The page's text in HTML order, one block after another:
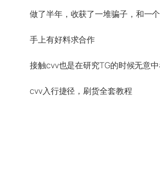
做了半年，收获了一堆骗子，和一
手上有好料求合作
cvv入行捷径，刷货全套教程